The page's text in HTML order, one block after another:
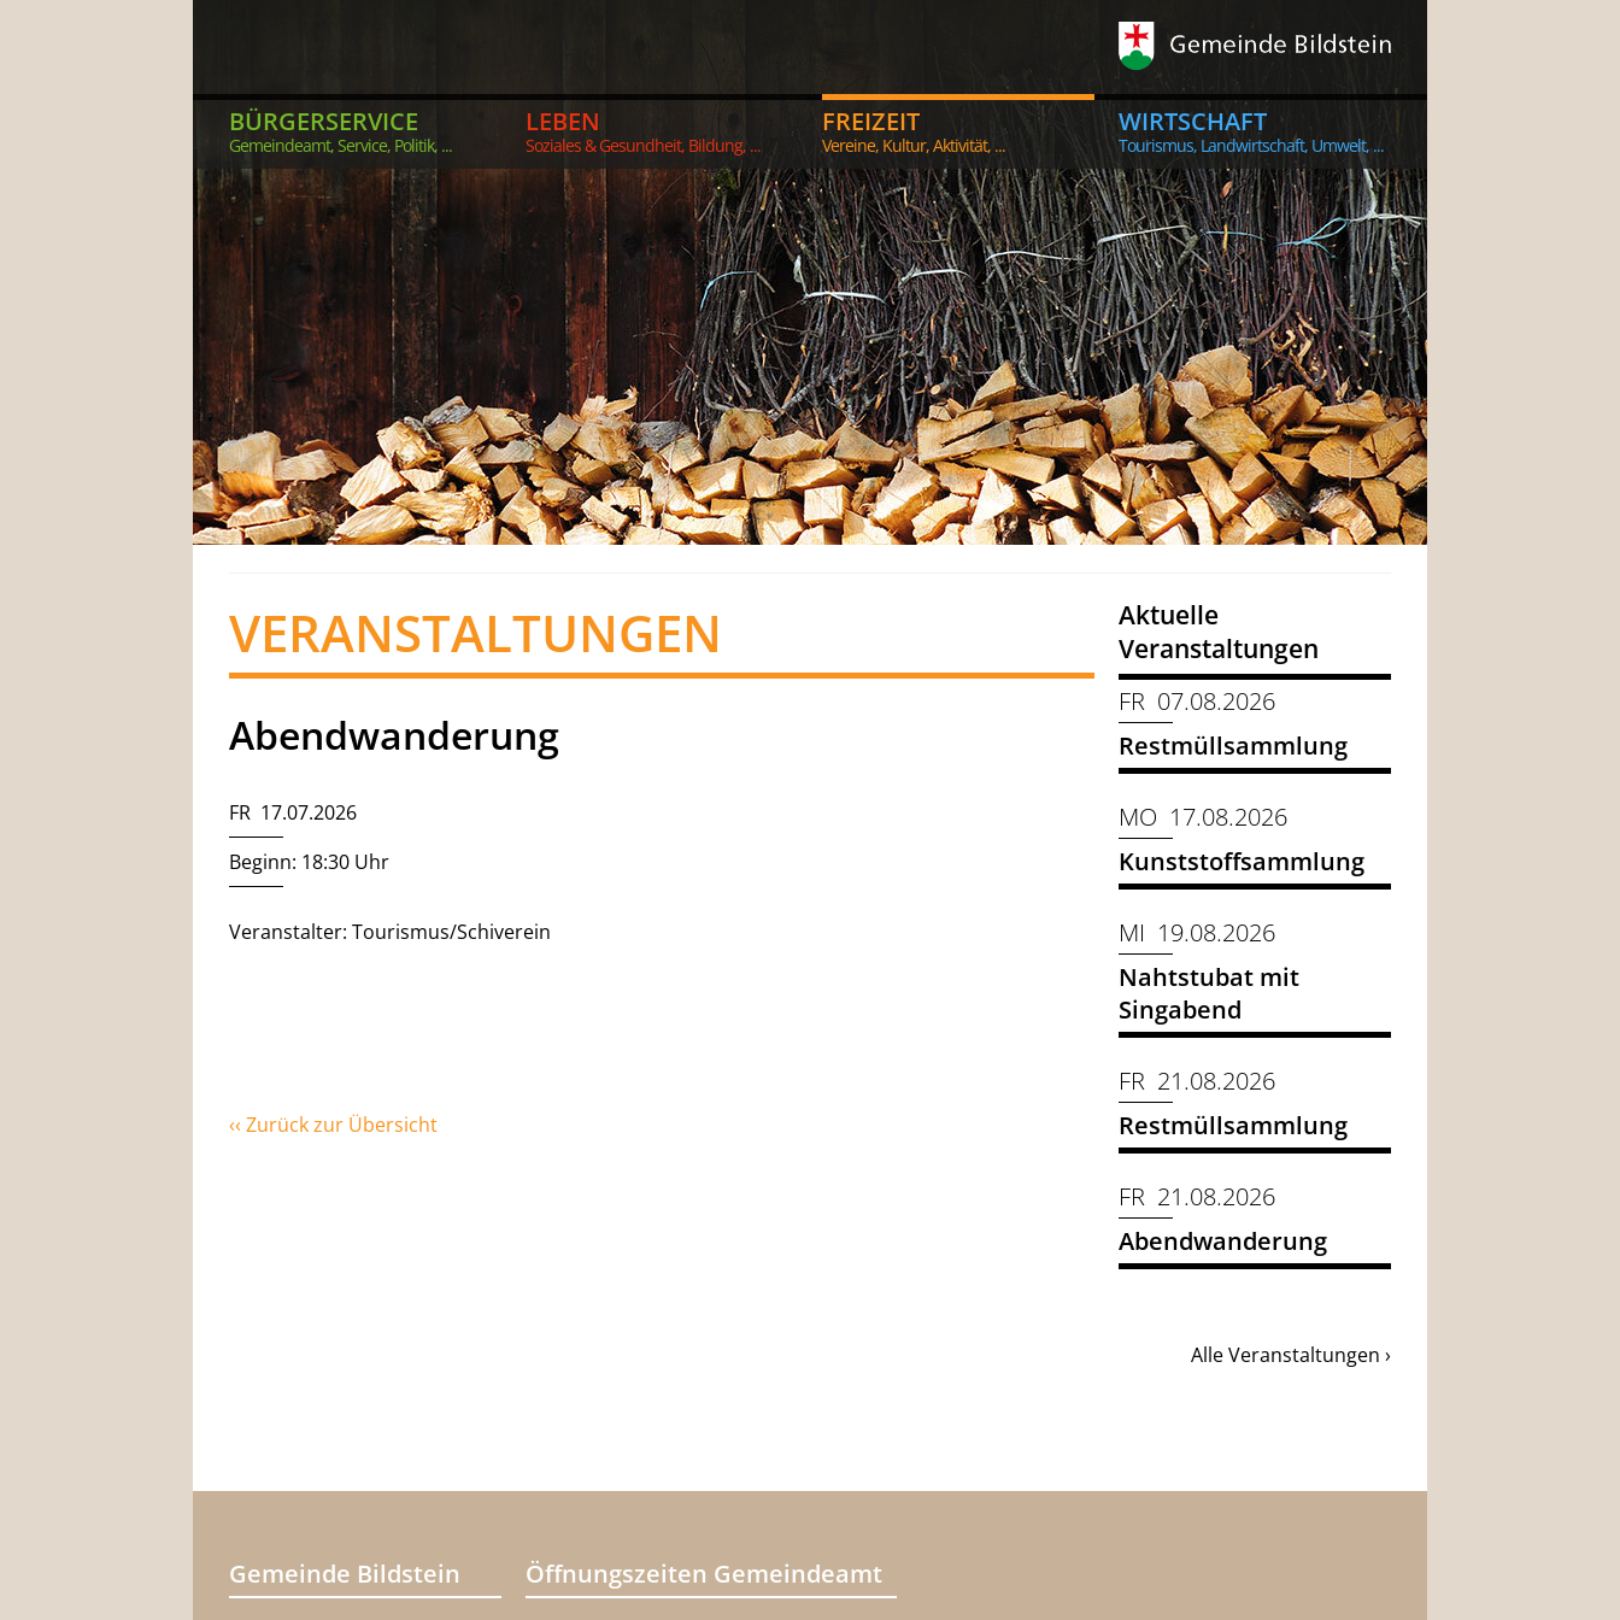
BÜRGERSERVICE
Gemeindeamt, Service, Politik, ...
LEBEN
Soziales & Gesundheit, Bildung, ...
FREIZEIT
Vereine, Kultur, Aktivität, ...
WIRTSCHAFT
Tourismus, Landwirtschaft, Umwelt, ...
VERANSTALTUNGEN
Abendwanderung
FR 17.07.2026
Beginn: 18:30 Uhr
Veranstalter: Tourismus/Schiverein
‹‹ Zurück zur Übersicht
Aktuelle
Veranstaltungen
FR 07.08.2026
Restmüllsammlung
MO 17.08.2026
Kunststoffsammlung
MI 19.08.2026
Nahtstubat mit
Singabend
FR 21.08.2026
Restmüllsammlung
FR 21.08.2026
Abendwanderung
Alle Veranstaltungen ›
Gemeinde Bildstein Öffnungszeiten Gemeindeamt